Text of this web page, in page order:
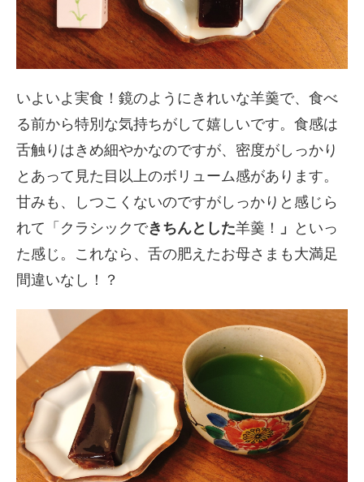
いよいよ実食！鏡のようにきれいな羊羹で、食べ
る前から特別な気持ちがして嬉しいです。食感は
舌触りはきめ細やかなのですが、密度がしっかり
とあって見た目以上のボリューム感があります。
甘みも、しつこくないのですがしっかりと感じら
れて「クラシックできちんとした羊羹！ 」
といっ
た感じ。これなら、舌の肥えたお母さまも大満足
間違いなし！？